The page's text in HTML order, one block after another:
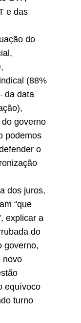
e das
do
(88%
da data
governo
podemos
o
dos juros,
“que
explicar a
do
governo,
novo
equívoco
turno